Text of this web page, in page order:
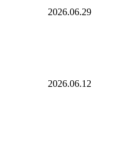
2026.06.29
2026.06.12